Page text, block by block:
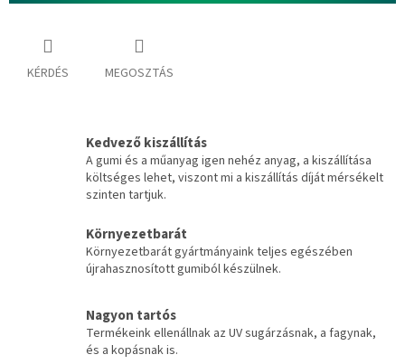
KÉRDÉS MEGOSZTÁS
Kedvező kiszállítás
A gumi és a műanyag igen nehéz anyag, a kiszállítása
költséges lehet, viszont mi a kiszállítás díját mérsékelt
szinten tartjuk.
Környezetbarát
Környezetbarát gyártmányaink teljes egészében
újrahasznosított gumiból készülnek.
Nagyon tartós
Termékeink ellenállnak az UV sugárzásnak, a fagynak,
és a kopásnak is.